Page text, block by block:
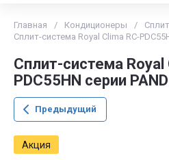
Главная / Кондиционеры /
Cплит-система Royal Clima RC-
Cплит-система Royal
PDC55HN серии
Предыдущий
Акция